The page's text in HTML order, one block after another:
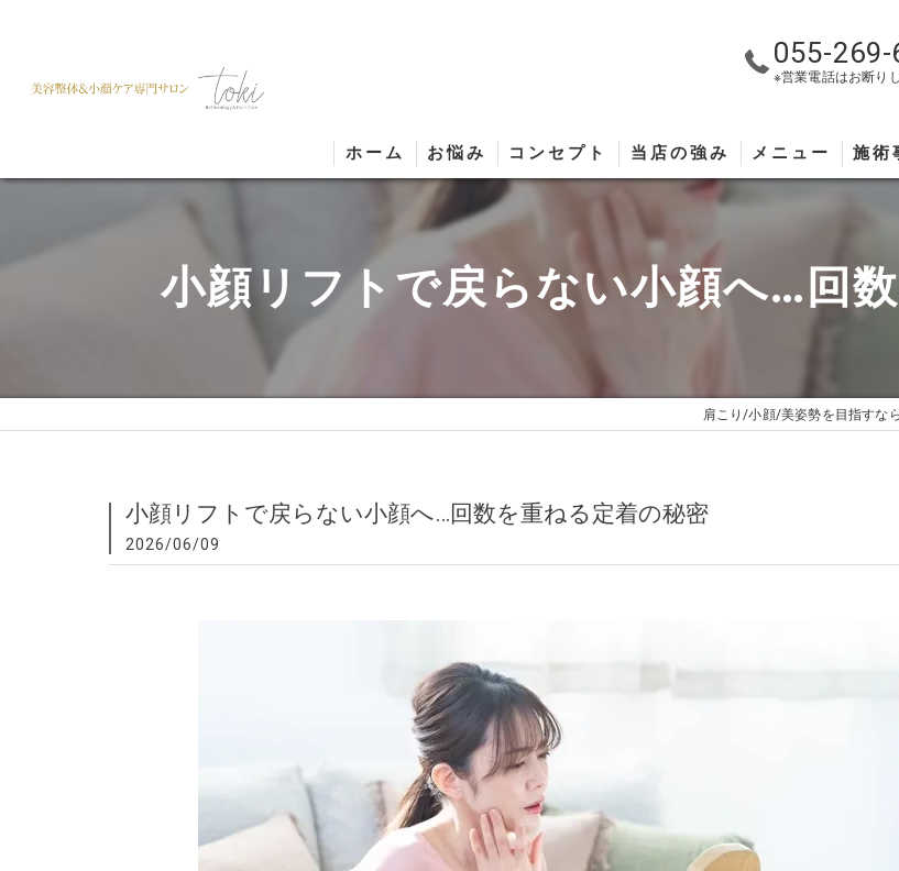
055-
※営業電話はお断り
ホーム お悩み コンセプト 当店の強み メニュー 施術
小顔リフトで戻らない小顔へ…回
肩こり/小顔/美姿勢を目指すな
小顔リフトで戻らない小顔へ…回数を重ねる定着の秘密
2026/06/09